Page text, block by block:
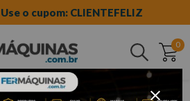
o cupom: CLIENTEFELIZ
0
Buscar
pulverizadores